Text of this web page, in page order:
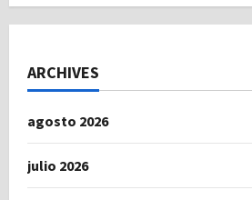
ARCHIVES
agosto 2026
julio 2026